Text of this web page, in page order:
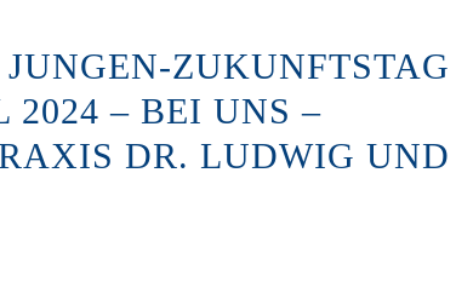
ZUKUNFTSTAG
2024 – BEI UNS –
DR. LUDWIG UND